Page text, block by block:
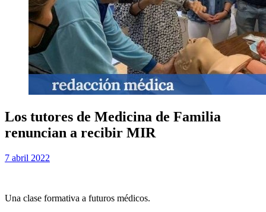
Los tutores de Medicina de Familia
renuncian a recibir MIR
porExamen MIR
Publicada
7 abril 2022
Una clase formativa a futuros médicos.